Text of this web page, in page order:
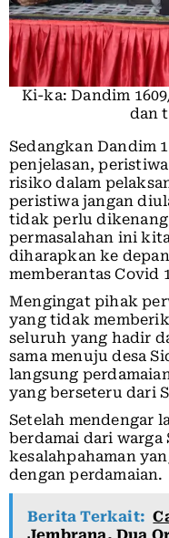
Ki-ka: Dandim
dan
Sedangkan Dandim
penjelasan,
risiko dalam
peristiwa jangan
tidak perlu
permasalahan ini
diharapkan ke
memberantas Covid
Mengingat pihak
yang tidak
seluruh yang hadir
sama menuju desa
langsung
yang berseteru dari
Setelah mendengar
berdamai dari
kesalahpahaman
dengan perdamaian.
Berita Terkait: